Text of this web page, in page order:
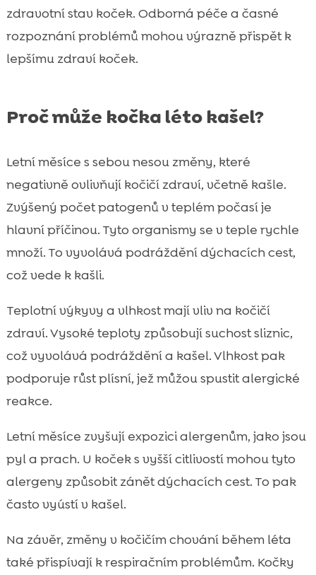
zdravotní stav koček. Odborná péče a časné
rozpoznání problémů mohou výrazně přispět k
lepšímu zdraví koček.
Proč může kočka léto kašel?
Letní měsíce s sebou nesou změny, které
negativně ovlivňují kočičí zdraví, včetně kašle.
Zvýšený počet patogenů v teplém počasí je
hlavní příčinou. Tyto organismy se v teple rychle
množí. To vyvolává podráždění dýchacích cest,
což vede k kašli.
Teplotní výkyvy a vlhkost mají vliv na kočičí
zdraví. Vysoké teploty způsobují suchost sliznic,
což vyvolává podráždění a kašel. Vlhkost pak
podporuje růst plísní, jež můžou spustit alergické
reakce.
Letní měsíce zvyšují expozici alergenům, jako jsou
pyl a prach. U koček s vyšší citlivostí mohou tyto
alergeny způsobit zánět dýchacích cest. To pak
často vyústí v kašel.
Na závěr, změny v kočičím chování během léta
také přispívají k respiračním problémům. Kočky